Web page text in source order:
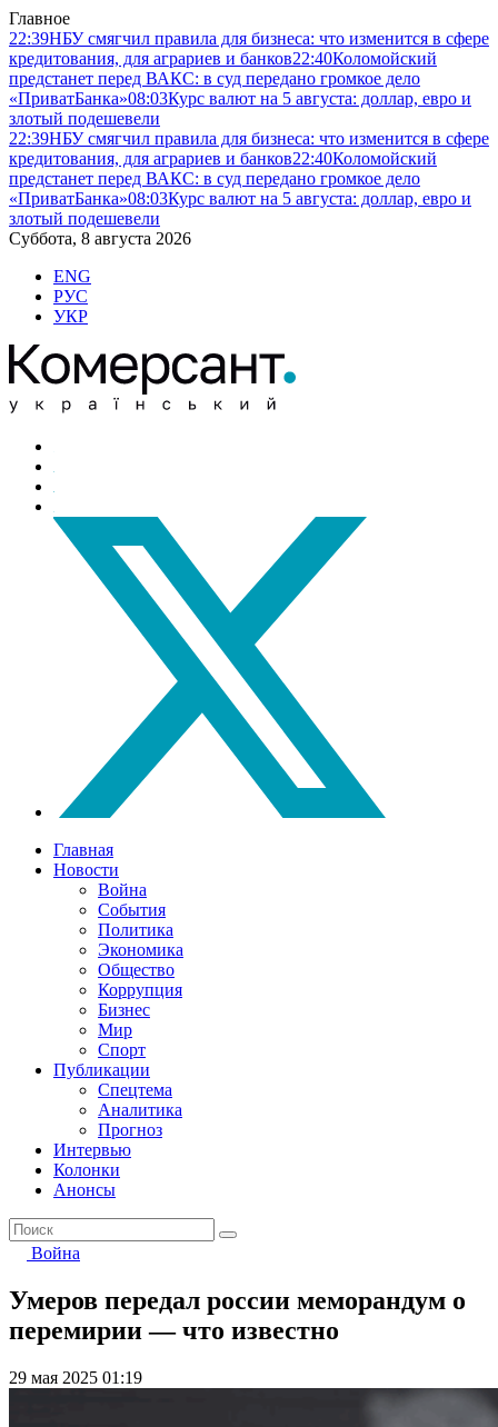
Главное
22:39НБУ смягчил правила для бизнеса: что изменится в сфере
кредитования, для аграриев и банков22:40Коломойский
предстанет перед ВАКС: в суд передано громкое дело
«ПриватБанка»08:03Курс валют на 5 августа: доллар, евро и
злотый подешевели
22:39НБУ смягчил правила для бизнеса: что изменится в сфере
кредитования, для аграриев и банков22:40Коломойский
предстанет перед ВАКС: в суд передано громкое дело
«ПриватБанка»08:03Курс валют на 5 августа: доллар, евро и
злотый подешевели
Суббота, 8 августа 2026
ENG
РУС
УКР
Главная
Новости
Война
События
Политика
Экономика
Общество
Коррупция
Бизнес
Мир
Спорт
Публикации
Спецтема
Аналитика
Прогноз
Интервью
Колонки
Анонсы
Война
Умеров передал россии меморандум о
перемирии — что известно
29 мая 2025 01:19